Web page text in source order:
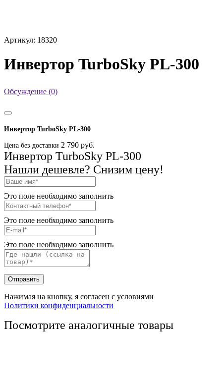
Артикул: 18320
Инвертор TurboSky PL-300
Обсуждение (0)
Инвертор TurboSky PL-300
Цена без доставки 2 790 руб.
Инвертор TurboSky PL-300
Нашли дешевле? Снизим цену!
Это поле необходимо заполнить
Это поле необходимо заполнить
Это поле необходимо заполнить
Отправить
Нажимая на кнопку, я согласен с условиями
Политики конфиденциальности
Посмотрите аналогичные товары